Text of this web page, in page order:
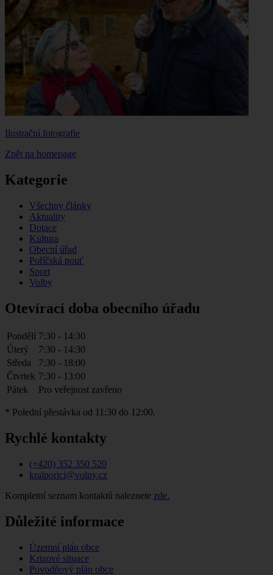
Ilustrační fotografie
Zpět na homepage
Kategorie
Všechny články
Aktuality
Dotace
Kultura
Obecní úřad
Poříčská pouť
Sport
Volby
Otevírací doba obecního úřadu
Pondělí 7:30 - 14:30
Úterý
7:30 - 14:30
Středa
7:30 - 18:00
Čtvrtek 7:30 - 13:00
Pátek
Pro veřejnost zavřeno
* Polední přestávka od 11:30 do 12:00.
Rychlé kontakty
(+420) 352 350 520
kralporici@volny.cz
Kompletní seznam kontaktů naleznete zde.
Důležité informace
Územní plán obce
Krizové situace
Povodňový plán obce